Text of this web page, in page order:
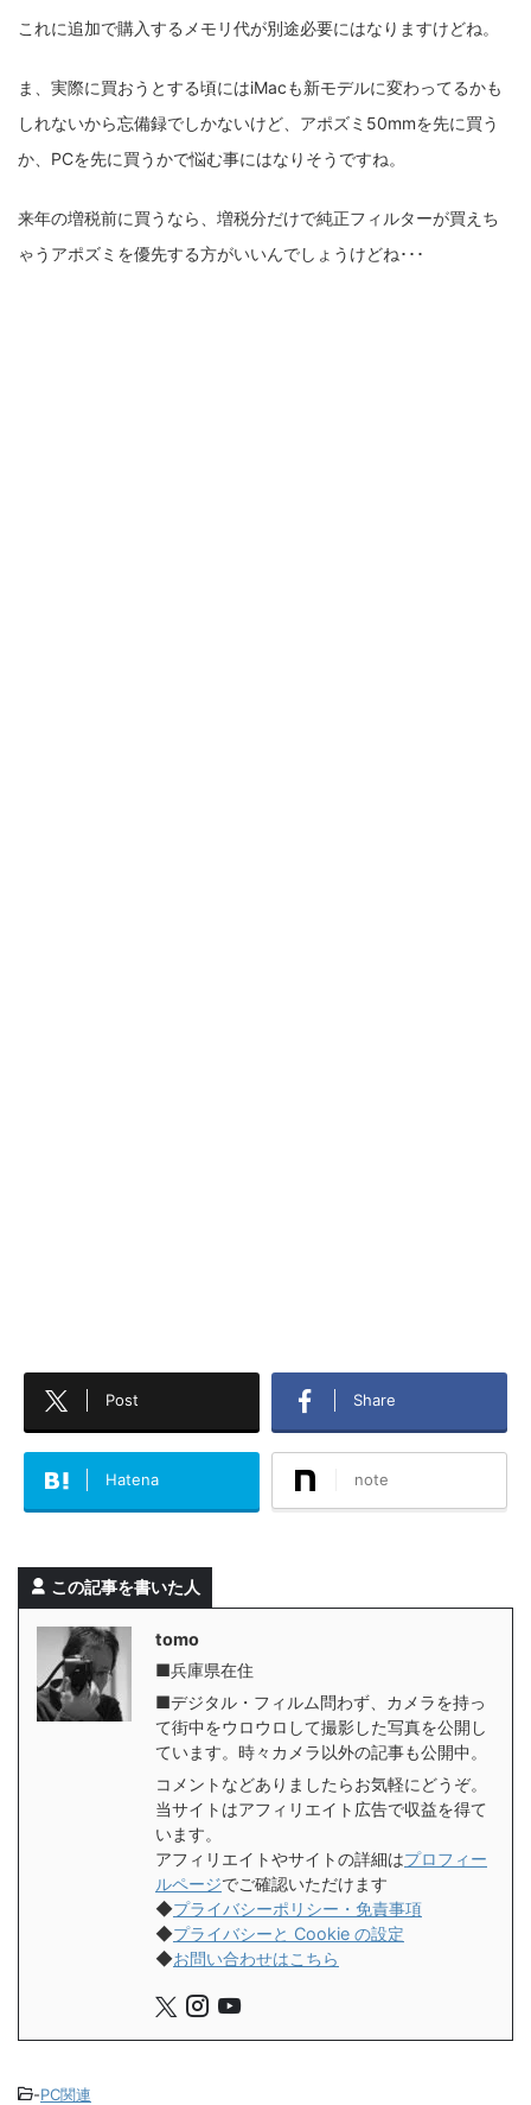
これに追加で購入するメモリ代が別途必要にはなりますけどね。
ま、実際に買おうとする頃にはiMacも新モデルに変わってるかも
しれないから忘備録でしかないけど、アポズミ50mmを先に買う
か、PCを先に買うかで悩む事にはなりそうですね。
来年の増税前に買うなら、増税分だけで純正フィルターが買えち
ゃうアポズミを優先する方がいいんでしょうけどね･･･
Post Share
Hatena note
この記事を書いた人
tomo
■兵庫県在住
■デジタル・フィルム問わず、カメラを持っ
て街中をウロウロして撮影した写真を公開し
ています。時々カメラ以外の記事も公開中。
コメントなどありましたらお気軽にどうぞ。
当サイトはアフィリエイト広告で収益を得て
います。
アフィリエイトやサイトの詳細はプロフィー
ルページでご確認いただけます
◆プライバシーポリシー・免責事項
◆プライバシーと Cookie の設定
◆お問い合わせはこちら
-PC関連